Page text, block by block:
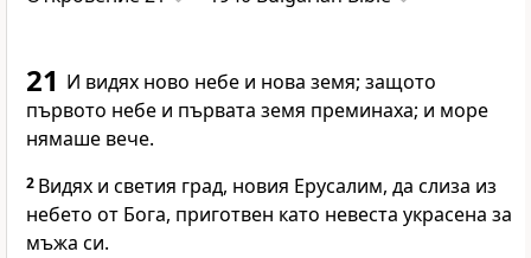
21 И видях ново небе и нова земя; защото
първото небе и първата земя преминаха; и море
нямаше вече.
2 Видях и светия град, новия Ерусалим, да слиза из
небето от Бога, приготвен като невеста украсена за
мъжа си.